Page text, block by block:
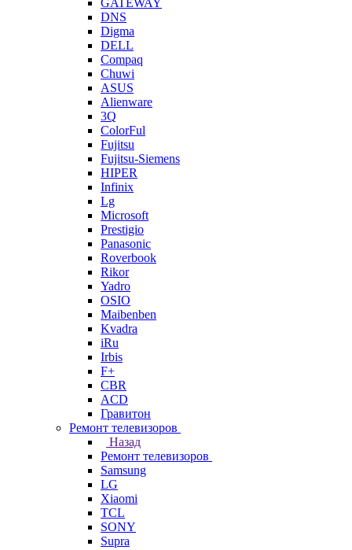
GATEWAY
DNS
Digma
DELL
Compaq
Chuwi
ASUS
Alienware
3Q
ColorFul
Fujitsu
Fujitsu-Siemens
HIPER
Infinix
Lg
Microsoft
Prestigio
Panasonic
Roverbook
Rikor
Yadro
OSIO
Maibenben
Kvadra
iRu
Irbis
F+
CBR
ACD
Гравитон
Ремонт телевизоров
Назад
Ремонт телевизоров
Samsung
LG
Xiaomi
TCL
SONY
Supra